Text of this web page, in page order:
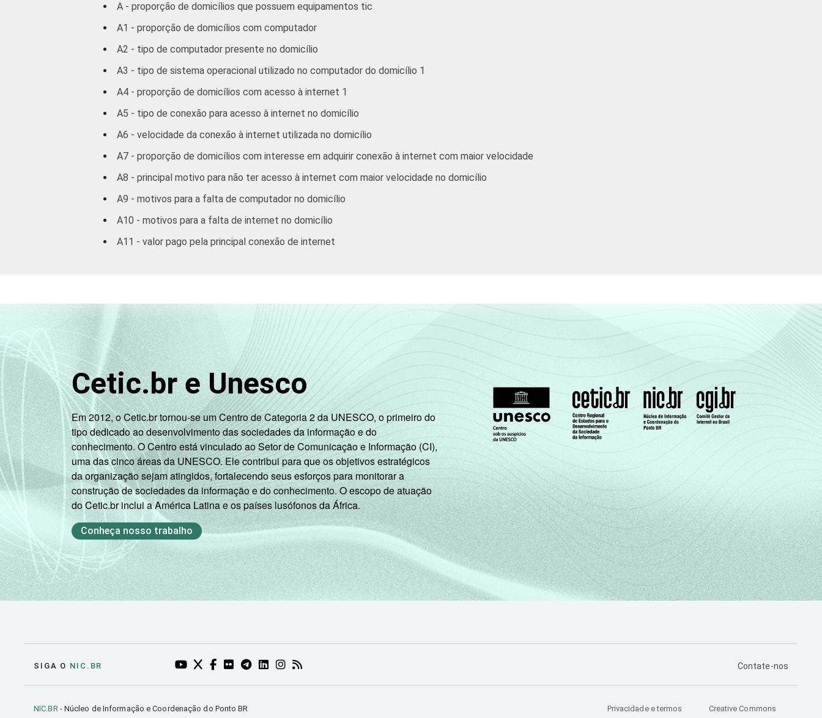
DE
Base ponderada: 26.099.487 domicílios que possuem computador. Respostas múltiplas e estimuladas.
A - proporção de domicílios que possuem equipamentos tic
A1 - proporção de domicílios com computador
A2 - tipo de computador presente no domicílio
A3 - tipo de sistema operacional utilizado no computador do domicílio 1
A4 - proporção de domicílios com acesso à internet 1
A5 - tipo de conexão para acesso à internet no domicílio
A6 - velocidade da conexão à internet utilizada no domicílio
A7 - proporção de domicílios com interesse em adquirir conexão à internet com maior velocidade
A8 - principal motivo para não ter acesso à internet com maior velocidade no domicílio
A9 - motivos para a falta de computador no domicílio
A10 - motivos para a falta de internet no domicílio
A11 - valor pago pela principal conexão de internet
Cetic.br e Unesco
Em 2012, o Cetic.br tornou-se um Centro de Categoria 2 da UNESCO, o primeiro do
tipo dedicado ao desenvolvimento das sociedades da informação e do
conhecimento. O Centro está vinculado ao Setor de Comunicação e Informação (CI),
uma das cinco áreas da UNESCO. Ele contribui para que os objetivos estratégicos
da organização sejam atingidos, fortalecendo seus esforços para monitorar a
construção de sociedades da informação e do conhecimento. O escopo de atuação
do Cetic.br inclui a América Latina e os países lusófonos da África.
Conheça nosso trabalho
SIGA O NIC.BR YOUTUBE DO NIC.BR (ABRE EM NOVA ABA)
TWITTER DO NIC.BR (ABRE EM NOVA ABA)
FACEBOOK DO NIC.BR (ABRE EM NOVA ABA)
FLICKR DO NIC.BR (ABRE EM NOVA ABA)
TELEGRAM DO NIC.BR (ABRE EM NOVA ABA)
LINKEDIN DO NIC.BR (ABRE EM NOVA ABA)
INSTAGRAM DO NIC.BR (ABRE EM NOVA ABA)
RSS DO NIC.BR (ABRE EM NOVA ABA) PÁGINA DE
Contate-nos
NIC.BR- Núcleo de Informação e Coordenação do Ponto BR Privacidade e termos Creative Commons